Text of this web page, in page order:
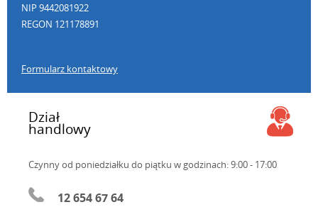
NIP 9442081922
REGON 121178891
Formularz kontaktowy
Dział
handlowy
Czynny od poniedziałku do piątku w godzinach: 9:00 - 17:00
12 654 67 64